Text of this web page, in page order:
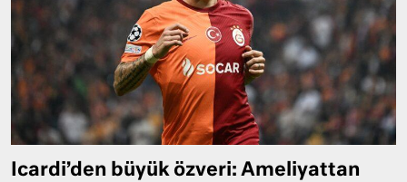
Icardi’den büyük özveri: Ameliyattan